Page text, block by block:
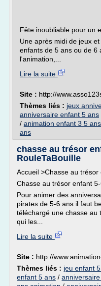
Fête inoubliable pour un
Une après midi de jeux
enfants de 5 ans ou de 6
l'animation,...
Lire la suite
Site : http://
Thèmes liés : jeux
anniversaire enfant 5 ans
/ animation enfant 3 5 ans
ans
chasse au trésor
RouleTaBouille
Accueil >Chasse au
Chasse au trésor enfant
Pour animer des
pirates de 5-6 ans il faut
téléchargé une chasse au
qui les...
Lire la suite
Site : http://
Thèmes liés : jeu enfant
enfant 5 ans /